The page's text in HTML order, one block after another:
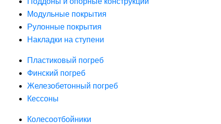
Модульные покрытия
Рулонные покрытия
Накладки на ступени
Пластиковый погреб
Финский погреб
Железобетонный погреб
Кессоны
Колесоотбойники